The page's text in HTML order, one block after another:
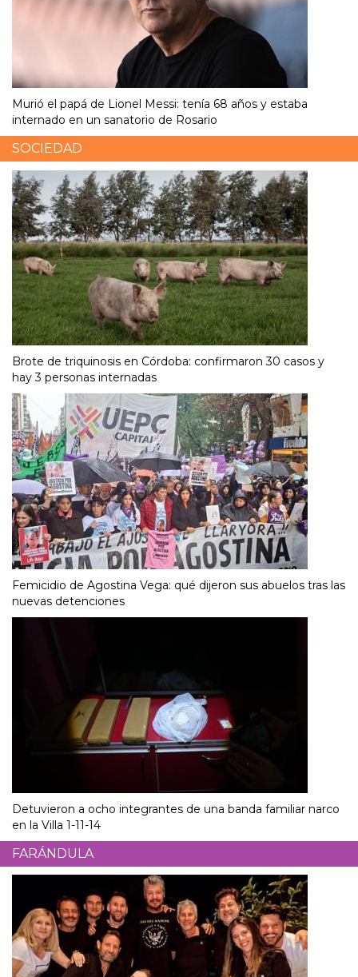
Murió el papá de Lionel Messi: tenía 68 años y estaba
internado en un sanatorio de Rosario
SOCIEDAD
Brote de triquinosis en Córdoba: confirmaron 30 casos y
hay 3 personas internadas
Femicidio de Agostina Vega: qué dijeron sus abuelos tras las
nuevas detenciones
Detuvieron a ocho integrantes de una banda familiar narco
en la Villa 1-11-14
FARÁNDULA